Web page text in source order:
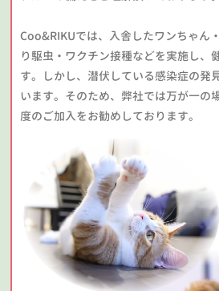
Coo&RIKUでは、入舎したワンちゃん
り駆虫・ワクチン接種などを実施し、
す。しかし、潜伏している感染症の発
います。そのため、弊社では万が一の
度のご加入をお勧めしております。